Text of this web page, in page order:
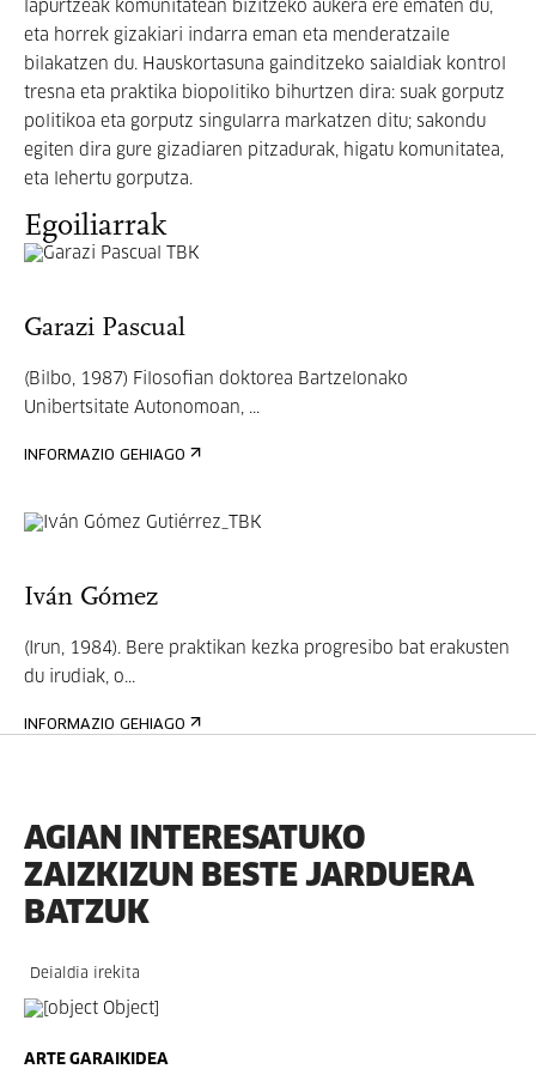
lapurtzeak komunitatean bizitzeko aukera ere ematen du,
eta horrek gizakiari indarra eman eta menderatzaile
bilakatzen du. Hauskortasuna gainditzeko saialdiak kontrol
tresna eta praktika biopolitiko bihurtzen dira: suak gorputz
politikoa eta gorputz singularra markatzen ditu; sakondu
egiten dira gure gizadiaren pitzadurak, higatu komunitatea,
eta lehertu gorputza.
Egoiliarrak
Garazi Pascual
(Bilbo, 1987) Filosofian doktorea Bartzelonako
Unibertsitate Autonomoan, ...
INFORMAZIO GEHIAGO
Iván Gómez
(Irun, 1984). Bere praktikan kezka progresibo bat erakusten
du irudiak, o...
INFORMAZIO GEHIAGO
AGIAN INTERESATUKO
ZAIZKIZUN BESTE JARDUERA
BATZUK
Deialdia irekita
ARTE GARAIKIDEA